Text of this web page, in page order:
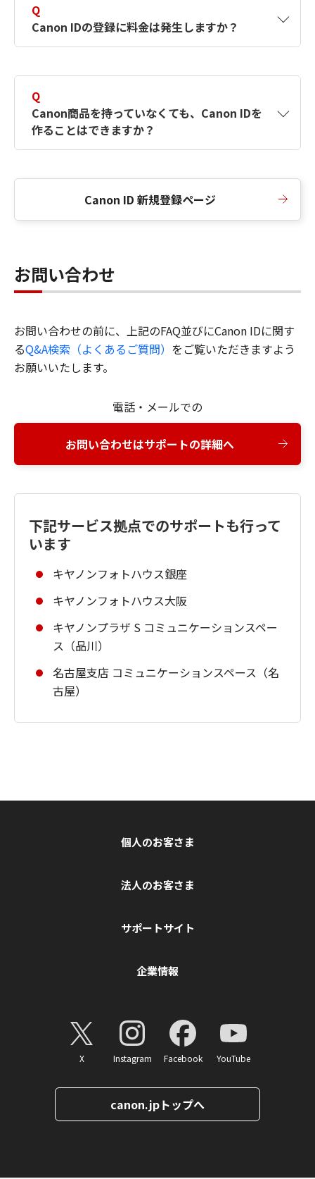
択したサービスから取得します。アカウントを
簡単に作成できるように、この情報を使用して
Canon IDの登録フォームを入力します。
Q
Canon IDの登録に料金は発生しますか？
Q
Canon商品を持っていなくても、Canon IDを
作ることはできますか？
Canon ID 新規登録ページ
お問い合わせ
お問い合わせの前に、上記のFAQ並びにCanon IDに関す
るQ&A検索（よくあるご質問） をご覧いただきますよう
お願いいたします。
電話・メールでの
お問い合わせはサポートの詳細へ
下記サービス拠点でのサポートも行って
います
キヤノンフォトハウス銀座
キヤノンフォトハウス大阪
キヤノンプラザ S コミュニケーションスペー
ス（品川）
名古屋支店 コミュニケーションスペース（名
古屋）
個人のお客さま
法人のお客さま
サポートサイト
企業情報
X Instagram Facebook YouTube
canon.jpトップへ